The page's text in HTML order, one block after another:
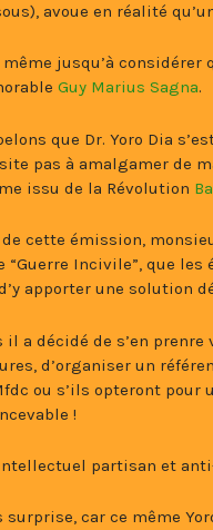
avoue en réalité
jusqu’à considérer
Guy Marius Sagna.
que Dr. Yoro Dia
pas à amalgamer de
issu de la Révolution
de cette émission,
“Guerre Incivile”, que
apporter une solution
il a décidé de s’en
d’organiser un
ou s’ils opteront pour
!
partisan et
surprise, car ce même